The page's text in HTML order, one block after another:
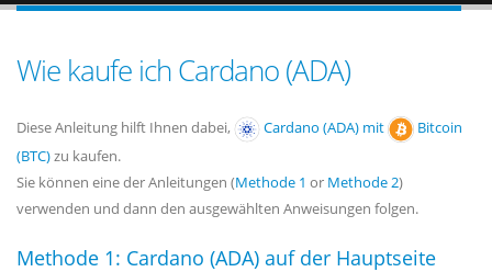
Wie kaufe ich Cardano (ADA)
Diese Anleitung hilft Ihnen dabei, Cardano (ADA) mit
Bitcoin
(BTC)zu kaufen.
Sie können eine der Anleitungen (Methode 1 or Methode 2)
verwenden und dann den ausgewählten Anweisungen folgen.
Methode 1: Cardano (ADA) auf der Hauptseite